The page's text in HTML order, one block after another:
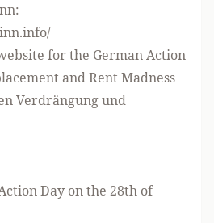
for the German Action
and Rent Madness
Verdrängung und
Day on the 28th of